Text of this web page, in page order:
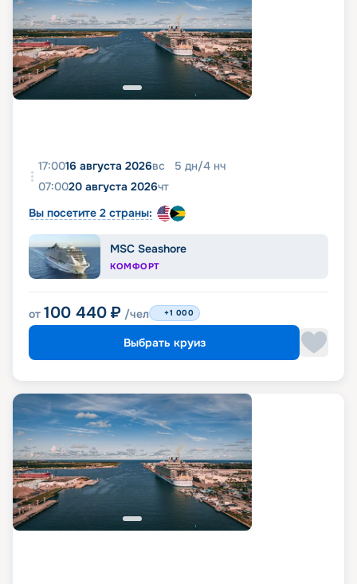
17:0016 августа 2026вс 5 дн/4 нч
07:0020 августа 2026чт
Вы посетите 2 страны:
MSC Seashore
КОМФОРТ
от 100 440 ₽ /чел +1 000
Выбрать круиз